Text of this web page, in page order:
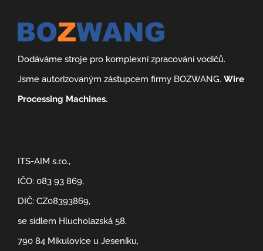
Dodáváme stroje pro komplexní zpracování vodičů.
Jsme autorizovaným zástupcem firmy BOZWANG. Wire
Processing Machines.
ITS-AIM s.r.o.,
IČO: 083 93 869,
DIČ: CZ08393869,
se sídlem Hlucholazská 58,
790 84 Mikulovice u Jeseníku,